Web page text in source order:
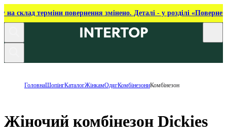
на склад терміни повернення змінено. Деталі - у розділі
ГоловнаШопінгКаталогЖінкамОдягКомбінезониКомбінезон
Жіночий комбінезон Dickies